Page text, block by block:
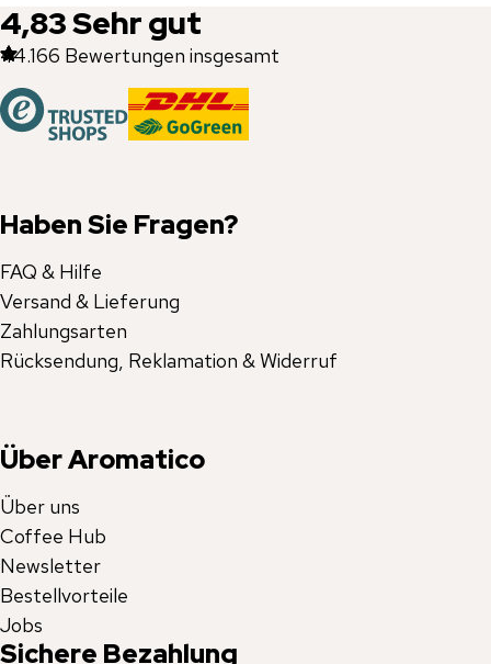
4,83Sehr gut
44.166 Bewertungen insgesamt
Haben Sie Fragen?
FAQ & Hilfe
Versand & Lieferung
Zahlungsarten
Rücksendung, Reklamation & Widerruf
Über Aromatico
Über uns
Coffee Hub
Newsletter
Bestellvorteile
Jobs
Sichere Bezahlung